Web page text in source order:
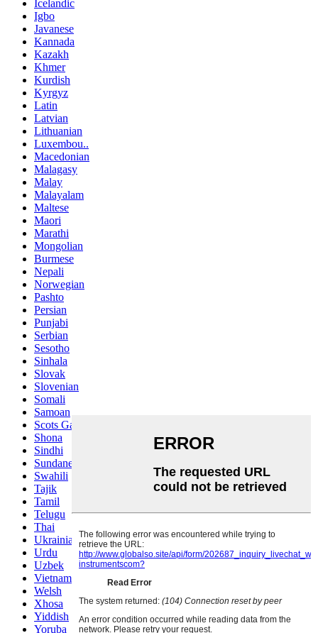
Icelandic
Igbo
Javanese
Kannada
Kazakh
Khmer
Kurdish
Kyrgyz
Latin
Latvian
Lithuanian
Luxembou..
Macedonian
Malagasy
Malay
Malayalam
Maltese
Maori
Marathi
Mongolian
Burmese
Nepali
Norwegian
Pashto
Persian
Punjabi
Serbian
Sesotho
Sinhala
Slovak
Slovenian
Somali
Samoan
Scots Gaelic
Shona
Sindhi
Sundanese
Swahili
Tajik
Tamil
Telugu
Thai
Ukrainian
Urdu
Uzbek
Vietnamese
Welsh
Xhosa
Yiddish
Yoruba